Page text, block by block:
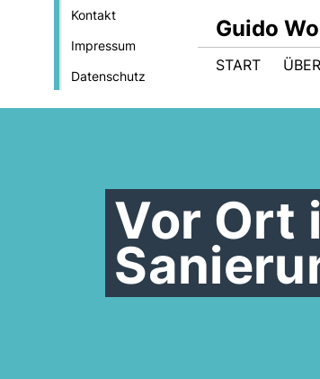
Kontakt
Impressum
Datenschutz
Guido
START
Vor Ort